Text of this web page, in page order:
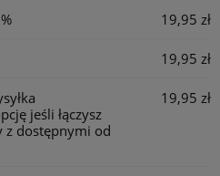
19,95 zł
19,95 zł
jeśli łączysz
z dostępnymi od
19,95 zł